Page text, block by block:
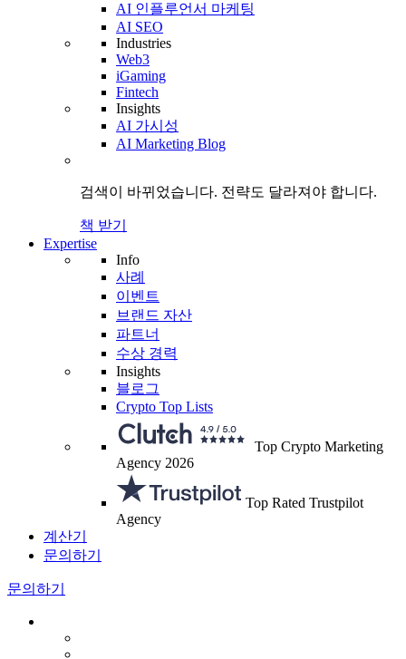
AI 인플루언서 마케팅
AI SEO
Industries
Web3
iGaming
Fintech
Insights
AI 가시성
AI Marketing Blog
검색이 바뀌었습니다. 전략도 달라져야 합니다.
책 받기
Expertise
Info
사례
이벤트
브랜드 자산
파트너
수상 경력
Insights
블로그
Crypto Top Lists
Top Crypto Marketing
Agency 2026
Top Rated Trustpilot
Agency
계산기
문의하기
문의하기